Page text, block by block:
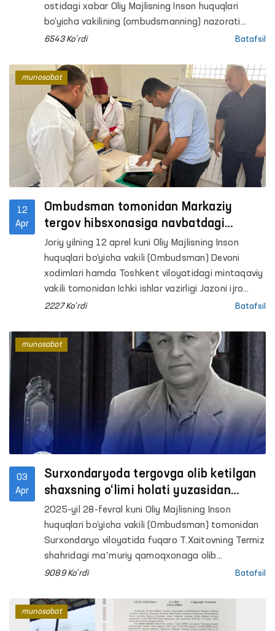
ostidagi xabar Oliy Majlisning Inson huquqlari
bo‘yicha vakilining (ombudsmanning) nazorati
ostida o‘rganildi. Holatga aniqlik kiritish
mintaqaviy vakili Jizzax shahar IIB Vaqtincha
saqlash hibsxonasiga hamda Sharof Rashidov
tuman tibbiyot birlashmasiga bordi. Xabarda qayd
etilgan O.Sh. bilan uchrashib, uning sog‘ligi
yuzasidan o‘rganish o‘tkazdi.
6543 Ko'rdi Batafsil
12
Apr
Ombudsman tomonidan Markaziy
tergov hibsxonasiga navbatdagi
monitoring tashrifi amalga oshirildi
Joriy yilning 12 aprel kuni Oliy Majlisning Inson
huquqlari bo‘yicha vakili (Ombudsman) Devoni
xodimlari hamda Toshkent viloyatidagi mintaqaviy
vakili tomonidan Ichki ishlar vazirligi Jazoni ijro
etish departamentiga qarashli Markaziy tergov
amalga oshirildi.
2227 Ko'rdi Batafsil
munosabat
03
Apr
Surxondaryoda tergovga olib ketilgan
shaxsning o‘limi holati yuzasidan
yakuniy maʼlumot
2025-yil 28-fevral kuni Oliy Majlisning Inson
huquqlari bo‘yicha vakili (Ombudsman) tomonidan
Surxondaryo viloyatida fuqaro T.Xaitovning Termiz
shahridagi maʼmuriy qamoqxonaga olib
borilayotgan paytda yo‘lda sog‘lig‘ining
yuzasidan rasmiy munosabat bildirilgan va ushbu
holat nazoratga olingani maʼlum qilingan edi.
9089 Ko'rdi Batafsil
munosabat
munosabat